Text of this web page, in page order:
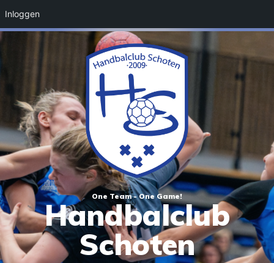
One Team - One Game!
Handbalclub
Schoten
Inloggen